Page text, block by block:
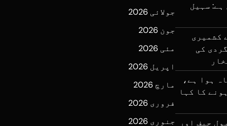
سہیل
کشمیری
کی
ہوا ہے،
ہونے کا کہا
چیف اور
جولائی 2026
جون 2026
مئی 2026
اپریل 2026
مارچ 2026
فروری 2026
جنوری 2026